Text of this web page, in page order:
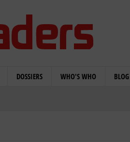
DOSSIERS WHO'S WHO BLOG